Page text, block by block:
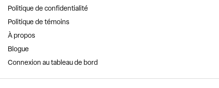
Politique de confidentialité
Politique de témoins
À propos
Blogue
Connexion au tableau de bord